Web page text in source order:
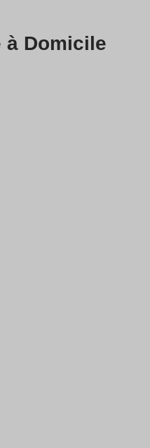
à Domicile